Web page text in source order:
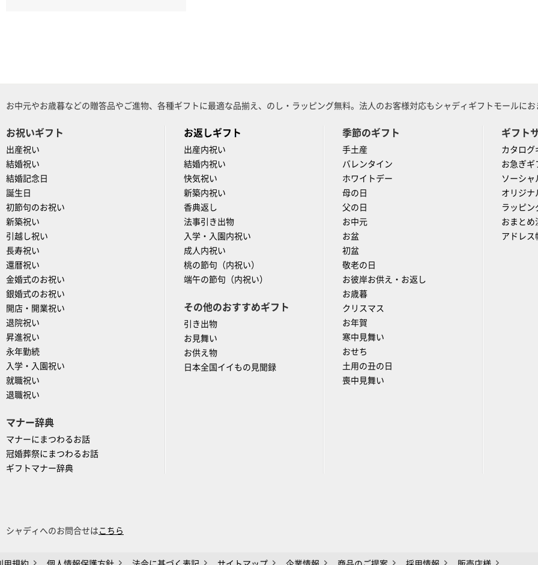
お中元やお歳暮などの贈答品やご進物、各種ギフトに最適な品揃え、のし・ラッピング無料。法人のお客様対応もシャディギフトモールに
お祝いギフト
出産祝い
結婚祝い
結婚記念日
誕生日
初節句のお祝い
新築祝い
引越し祝い
長寿祝い
還暦祝い
金婚式のお祝い
銀婚式のお祝い
開店・開業祝い
退院祝い
昇進祝い
永年勤続
入学・入園祝い
就職祝い
退職祝い
マナー辞典
マナーにまつわるお話
冠婚葬祭にまつわるお話
ギフトマナー辞典
お返しギフト
出産内祝い
結婚内祝い
快気祝い
新築内祝い
香典返し
法事引き出物
入学・入園内祝い
成人内祝い
桃の節句（内祝い）
端午の節句（内祝い）
その他のおすすめギフト
引き出物
お見舞い
お供え物
日本全国イイもの見聞録
季節のギフト
手土産
バレンタイン
ホワイトデー
母の日
父の日
お中元
お盆
初盆
敬老の日
お彼岸お供え・お返し
お歳暮
クリスマス
お年賀
寒中見舞い
おせち
土用の丑の日
喪中見舞い
ギフト
カタログ
お急ぎギ
ソーシャ
オリジナ
ラッピン
おまとめ
アドレス
シャディへのお問合せは こちら